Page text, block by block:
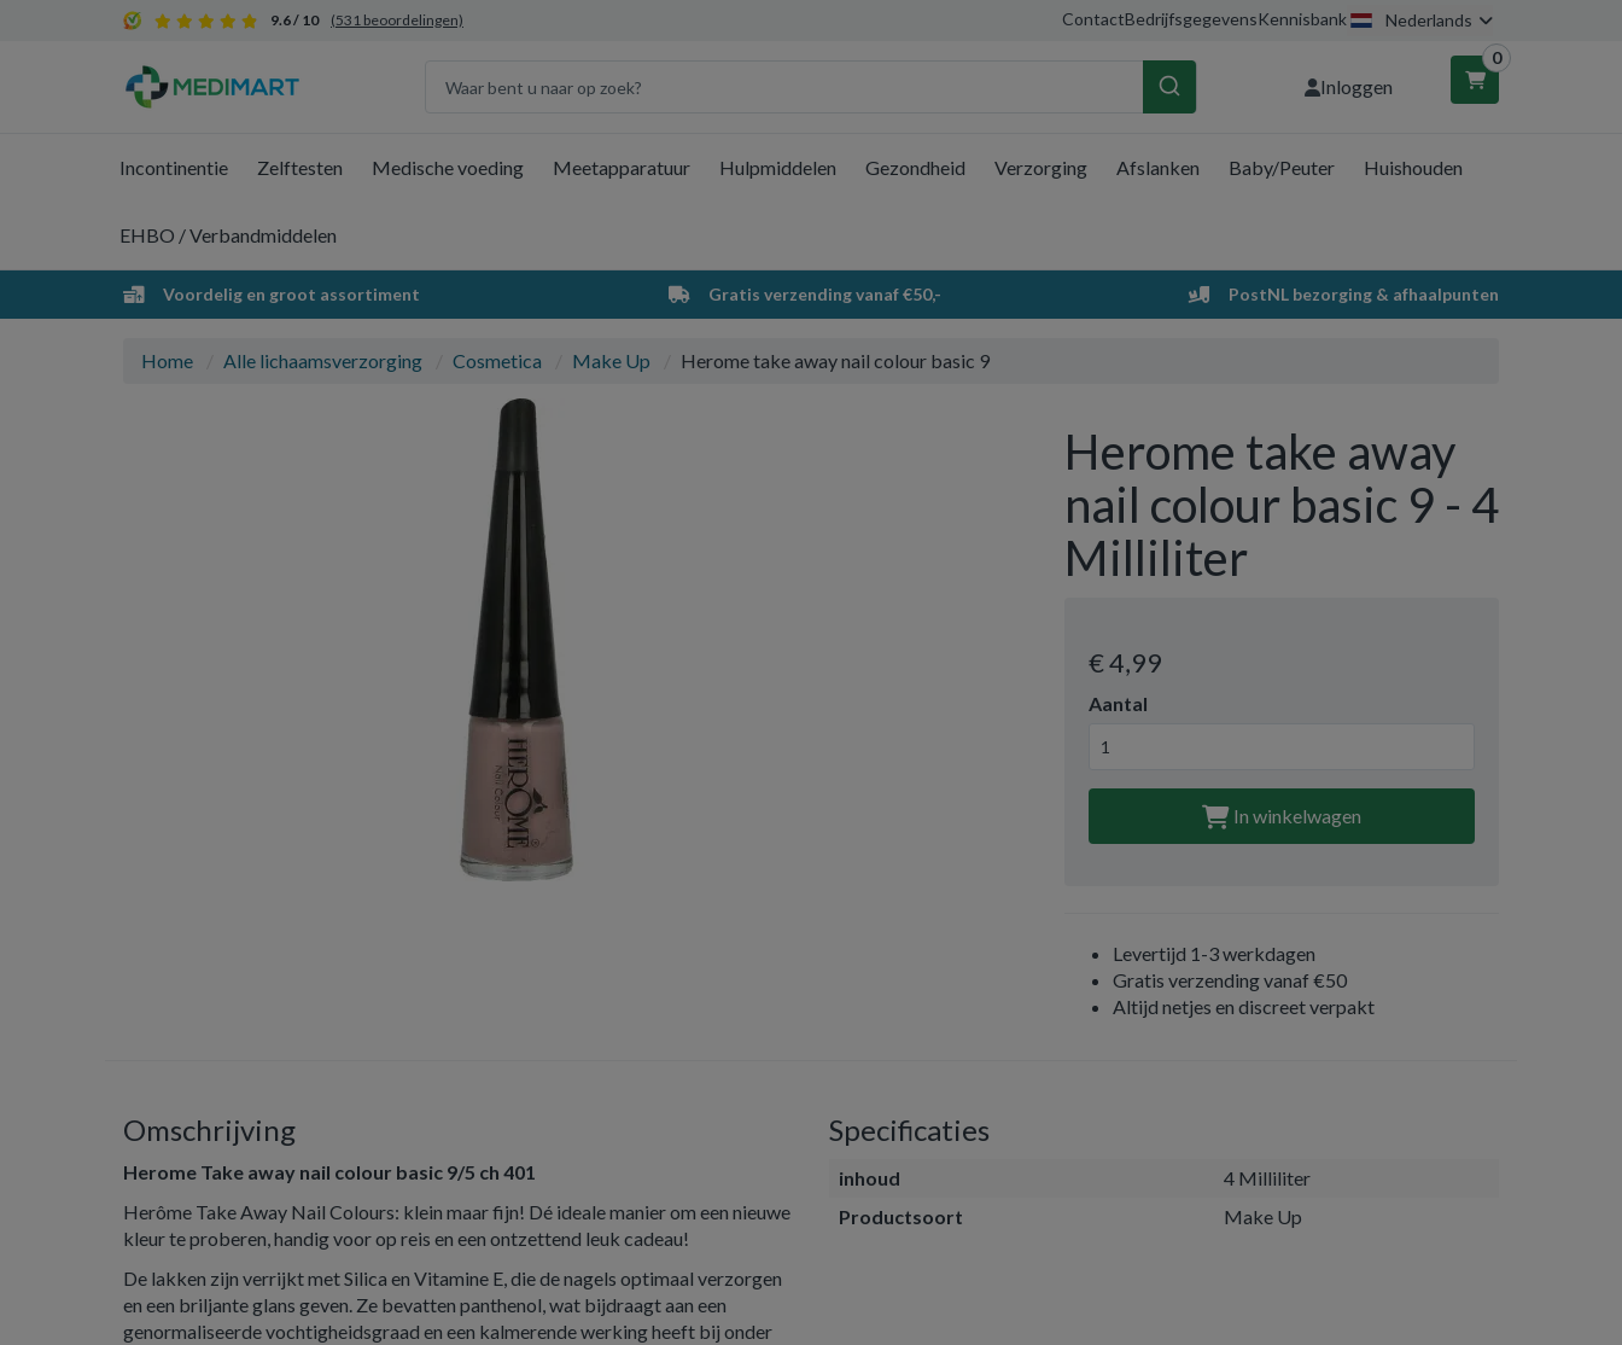
9.6 / 10 (531 beoordelingen) ContactBedrijfsgegevensKennisbank Nederlands
Inloggen
0
Winkelwagen
Uw winkelwagen is leeg.
Vul hem met producten.
Incontinentie Zelftesten Medische voeding Meetapparatuur Hulpmiddelen Gezondheid Verzorging Afslanken Baby/Peuter Huishouden
EHBO / Verbandmiddelen
Voordelig en groot assortiment Gratis verzending vanaf €50,- PostNL bezorging & afhaalpunten
Home Alle lichaamsverzorging Cosmetica Make Up Herome take away nail colour basic 9
Herome take away
nail colour basic 9 - 4
Milliliter
€ 4,99
Aantal
In winkelwagen
Levertijd 1-3 werkdagen
Gratis verzending vanaf €50
Altijd netjes en discreet verpakt
Omschrijving
Herome Take away nail colour basic 9/5 ch 401
Herôme Take Away Nail Colours: klein maar fijn! Dé ideale manier om een nieuwe
kleur te proberen, handig voor op reis en een ontzettend leuk cadeau!
De lakken zijn verrijkt met Silica en Vitamine E, die de nagels optimaal verzorgen
en een briljante glans geven. Ze bevatten panthenol, wat bijdraagt aan een
genormaliseerde vochtigheidsgraad en een kalmerende werking heeft bij onder
Specificaties
inhoud
4 Milliliter
Productsoort
Make Up